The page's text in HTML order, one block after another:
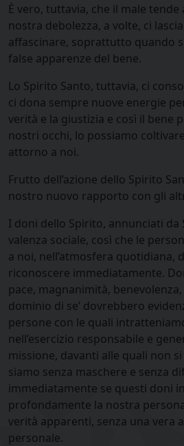
È vero, tuttavia, che il male tende
nostra debolezza, a volte, ci
affascinare, soprattutto quando
false apparenze del bene.
Lo Spirito Santo, tuttavia, ci
ci dona sempre nuove energie
verità e la giustizia e così il bene
nostri occhi, lo possiamo
attorno a noi.
Frutto dell’azione dello Spirito
nostro nuovo rapporto con gli
I doni dello Spirito, annunciati da
valenza sociale, così che le
a noi, nell’atmosfera quotidiana,
riconoscere immediatamente.
pace, magnanimità,
dominio di se’ dovrebbero
persone con le quali
nell’esercizio responsabile e
missione, davanti alle quali non
siamo senza maschere e senza
immediatamente se questi doni
profondamente la nostra
verità apparenti, senza una vera
personale.